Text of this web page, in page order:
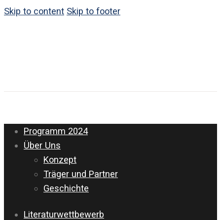
Skip to content Skip to footer
Programm 2024
Über Uns
Konzept
Träger und Partner
Geschichte
Literaturwettbewerb